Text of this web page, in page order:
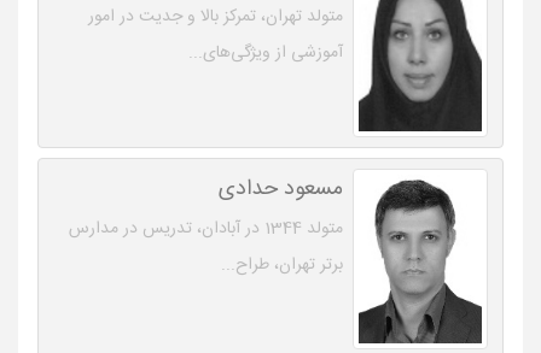
متولد تهران، تمرکز بالا و جدیت در امور
آموزشی از ویژگی‌های...
مسعود حدادی
متولد 1344 در آبادان، تدریس در مدارس
برتر تهران، طراح...